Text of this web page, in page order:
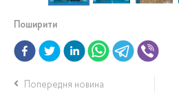
Поширити
Попередня новина